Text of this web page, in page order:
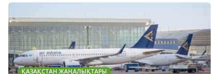
ҚАЗАҚСТАН ЖАҢАЛЫҚТАРЫ